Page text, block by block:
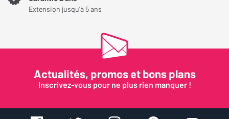
Extension jusqu'à 5 ans
Actualités, promos et bons plans
Inscrivez-vous pour ne plus rien manquer !